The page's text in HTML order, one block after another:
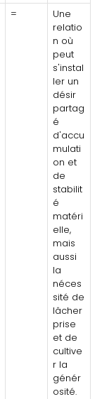
=
Une
relatio
n où
peut
s'instal
ler un
désir
partag
é
d'accu
mulati
on et
de
stabilit
é
matéri
elle,
mais
aussi
la
néces
sité de
lâcher
prise
et de
cultive
r la
génér
osité.